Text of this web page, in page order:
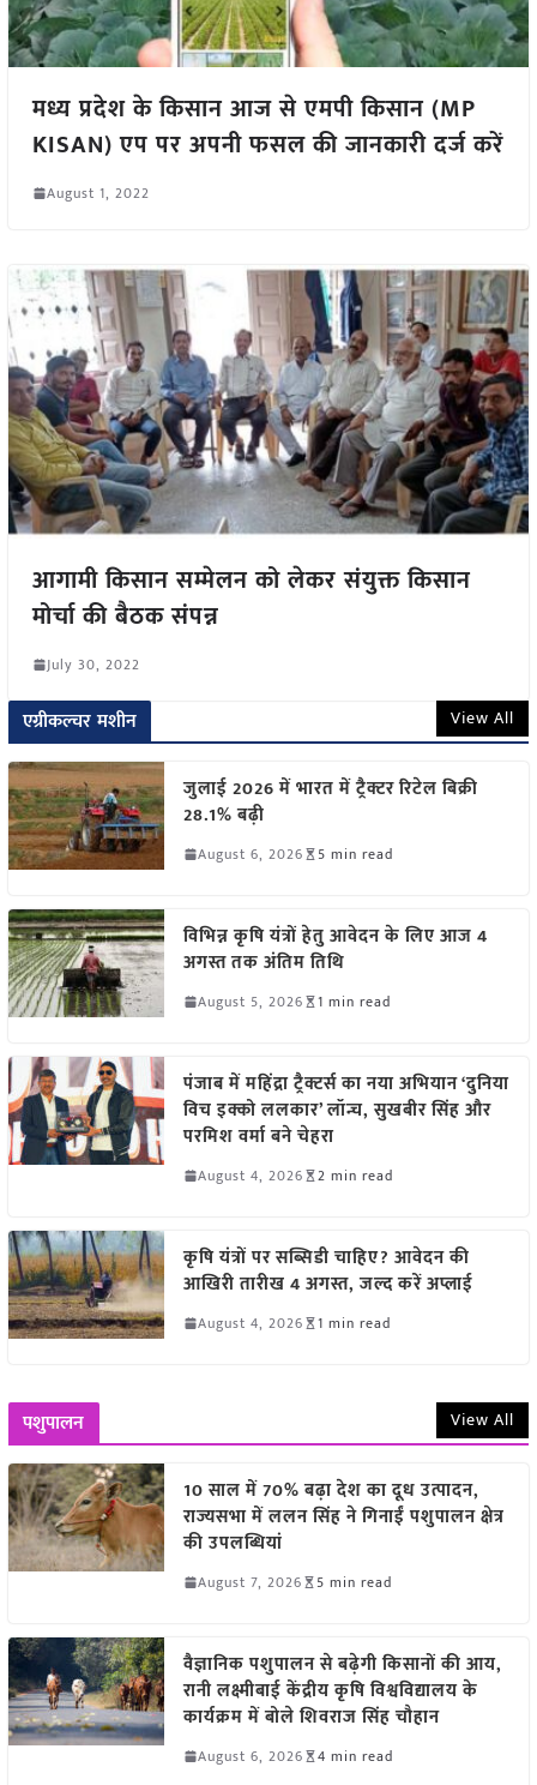
मध्य प्रदेश के किसान आज से एमपी किसान (MP
KISAN) एप पर अपनी फसल की जानकारी दर्ज करें
August 1, 2022
आगामी किसान सम्मेलन को लेकर संयुक्त किसान
मोर्चा की बैठक संपन्न
July 30, 2022
एग्रीकल्चर मशीन View All
जुलाई 2026 में भारत में ट्रैक्टर रिटेल बिक्री
28.1% बढ़ी
August 6, 2026 5 min read
विभिन्न कृषि यंत्रों हेतु आवेदन के लिए आज 4
अगस्त तक अंतिम तिथि
August 5, 2026 1 min read
पंजाब में महिंद्रा ट्रैक्टर्स का नया अभियान ‘दुनिया
विच इक्को ललकार’ लॉन्च, सुखबीर सिंह और
परमिश वर्मा बने चेहरा
August 4, 2026 2 min read
कृषि यंत्रों पर सब्सिडी चाहिए? आवेदन की
आखिरी तारीख 4 अगस्त, जल्द करें अप्लाई
August 4, 2026 1 min read
पशुपालन View All
10 साल में 70% बढ़ा देश का दूध उत्पादन,
राज्यसभा में ललन सिंह ने गिनाईं पशुपालन क्षेत्र
की उपलब्धियां
August 7, 2026 5 min read
वैज्ञानिक पशुपालन से बढ़ेगी किसानों की आय,
रानी लक्ष्मीबाई केंद्रीय कृषि विश्वविद्यालय के
कार्यक्रम में बोले शिवराज सिंह चौहान
August 6, 2026 4 min read